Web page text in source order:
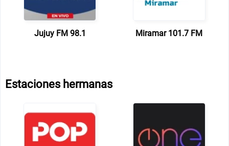
Jujuy FM 98.1 Miramar 101.7 FM
Estaciones hermanas